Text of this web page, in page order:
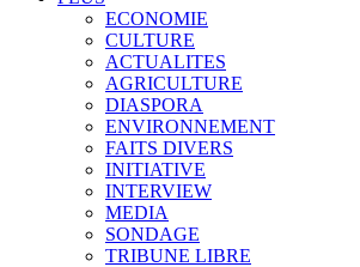
ECONOMIE
CULTURE
ACTUALITES
AGRICULTURE
DIASPORA
ENVIRONNEMENT
FAITS DIVERS
INITIATIVE
INTERVIEW
MEDIA
SONDAGE
TRIBUNE LIBRE